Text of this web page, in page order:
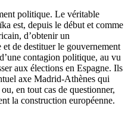
politique. Le véritable
est, depuis le début et comme
d’obtenir un
de destituer le gouvernement
contagion politique, au vu
aux élections en Espagne. Ils
axe Madrid-Athènes qui
en tout cas de questionner,
la construction européenne.